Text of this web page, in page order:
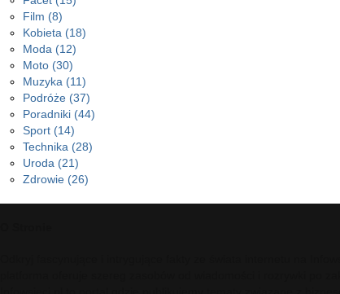
Film (8)
Kobieta (18)
Moda (12)
Moto (30)
Muzyka (11)
Podróże (37)
Poradniki (44)
Sport (14)
Technika (28)
Uroda (21)
Zdrowie (26)